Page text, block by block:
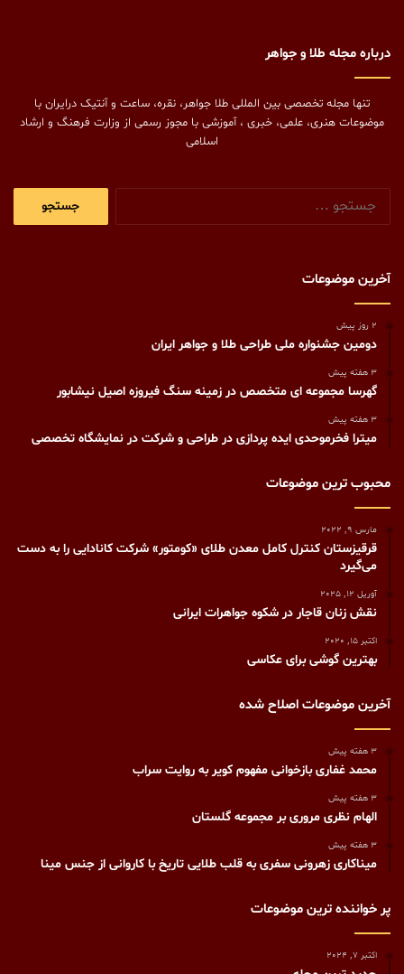
درباره مجله طلا و جواهر
تنها مجله تخصصی بین المللی طلا جواهر، نقره، ساعت و آنتیک درایران با
موضوعات هنری، علمی، خبری ، آموزشی با مجوز رسمی از وزارت فرهنگ و ارشاد
اسلامی
آخرین موضوعات
2 روز پیش
دومین جشنواره ملی طراحی طلا و جواهر ایران
3 هفته پیش
گهرسا مجموعه ای متخصص در زمینه سنگ فیروزه اصیل نیشابور
3 هفته پیش
میترا فخرموحدی ایده پردازی در طراحی و شرکت در نمایشگاه تخصصی
محبوب ترین موضوعات
مارس 9, 2022
قرقیزستان کنترل کامل معدن طلای «کومتور» شرکت کانادایی را به دست
می‌گیرد
آوریل 12, 2025
نقش زنان قاجار در شکوه جواهرات ایرانی
اکتبر 15, 2020
بهترین گوشی برای عکاسی
آخرین موضوعات اصلاح شده
3 هفته پیش
محمد غفاری بازخوانی مفهوم کویر به روایت سراب
3 هفته پیش
الهام نظری مروری بر مجموعه گلستان
3 هفته پیش
میناکاری زهرونی سفری به قلب طلایی تاریخ با کاروانی از جنس مینا
پر خواننده ترین موضوعات
اکتبر 7, 2024